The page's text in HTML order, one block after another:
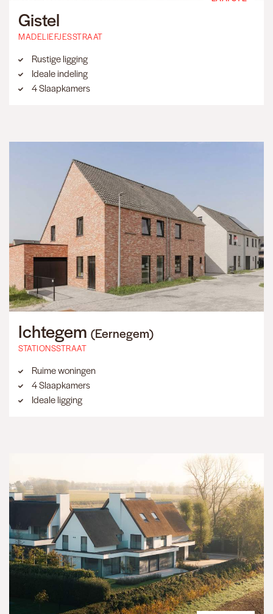
Gistel
MADELIEFJESSTRAAT
Rustige ligging
Ideale indeling
4 Slaapkamers
Ichtegem (Eernegem)
STATIONSSTRAAT
Ruime woningen
4 Slaapkamers
Ideale ligging